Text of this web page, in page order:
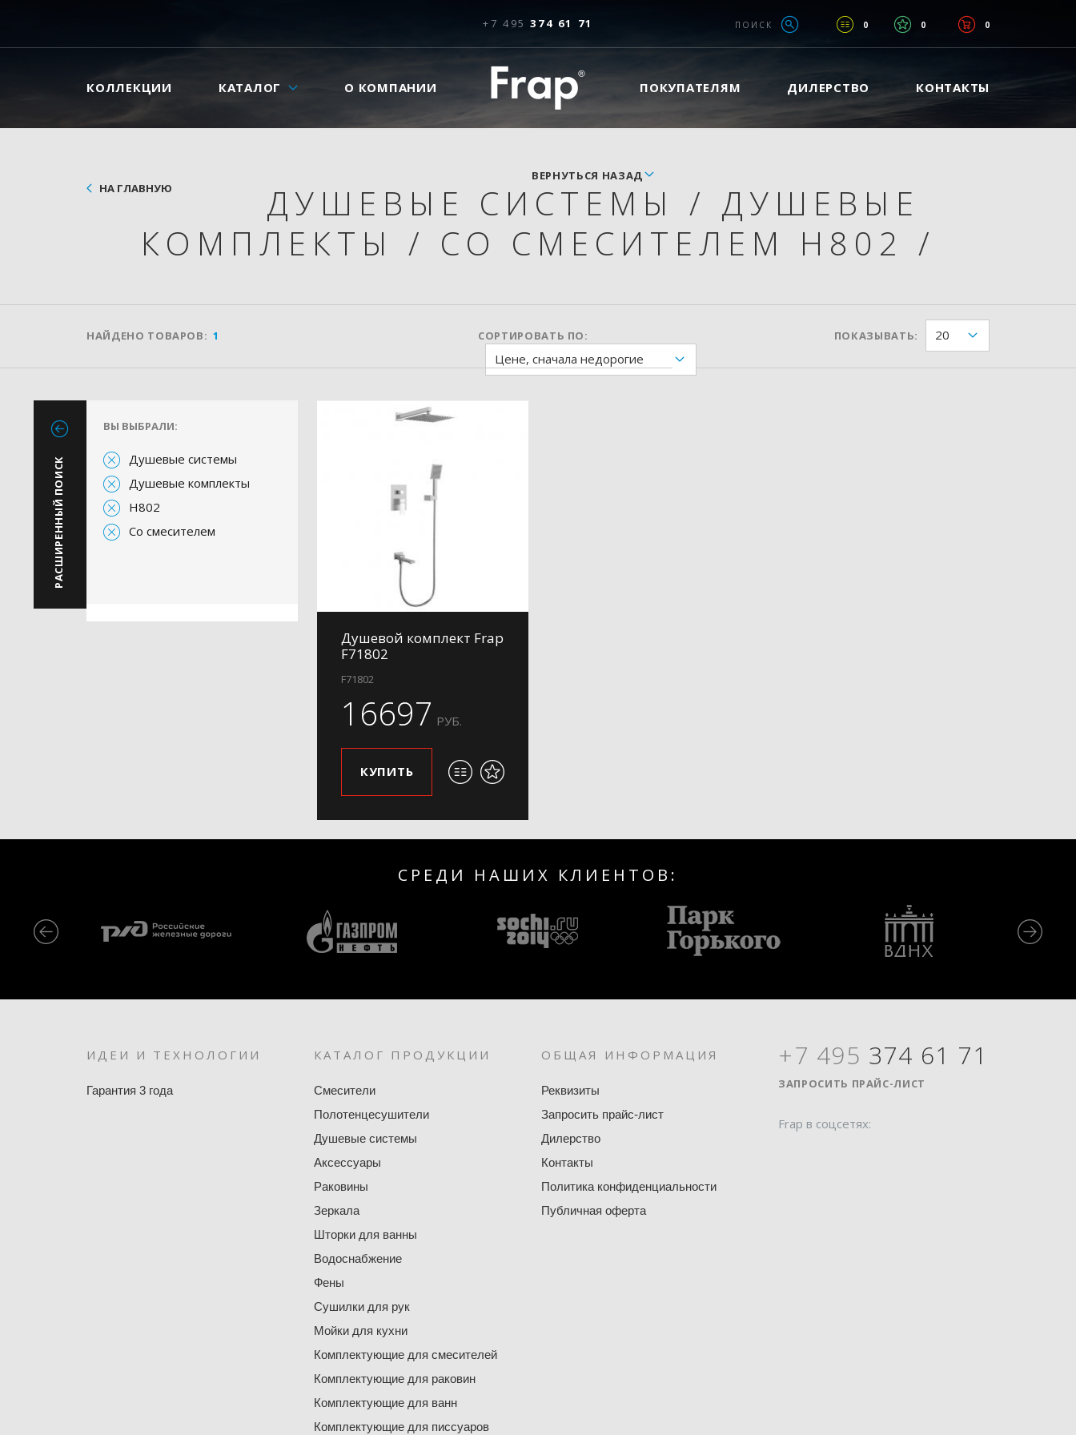
+7 495 374 61 71 0 0 0
ПОИСК
КОЛЛЕКЦИИ КАТАЛОГ О КОМПАНИИ ПОКУПАТЕЛЯМ ДИЛЕРСТВО КОНТАКТЫ
НА ГЛАВНУЮ
ВЕРНУТЬСЯ НАЗАД
ДУШЕВЫЕ СИСТЕМЫ / ДУШЕВЫЕ
КОМПЛЕКТЫ / СО СМЕСИТЕЛЕМ H802 /
НАЙДЕНО ТОВАРОВ: 1 СОРТИРОВАТЬ ПО:
Цене, сначала недорогие
ПОКАЗЫВАТЬ: 20
РАСШИРЕННЫЙ ПОИСК
ВЫ ВЫБРАЛИ:
Душевые системы
Душевые комплекты
H802
Со смесителем
Душевой комплект Frap
F71802
F71802
16697 РУБ.
КУПИТЬ
СРЕДИ НАШИХ КЛИЕНТОВ:
ИДЕИ И ТЕХНОЛОГИИ
Гарантия 3 года
КАТАЛОГ ПРОДУКЦИИ
Смесители
Полотенцесушители
Душевые системы
Аксессуары
Раковины
Зеркала
Шторки для ванны
Водоснабжение
Фены
Сушилки для рук
Мойки для кухни
Комплектующие для смесителей
Комплектующие для раковин
Комплектующие для ванн
Комплектующие для писсуаров
ОБЩАЯ ИНФОРМАЦИЯ
Реквизиты
Запросить прайс-лист
Дилерство
Контакты
Политика конфиденциальности
Публичная оферта
+7 495 374 61 71
ЗАПРОСИТЬ ПРАЙС-ЛИСТ
Frap в соцсетях: